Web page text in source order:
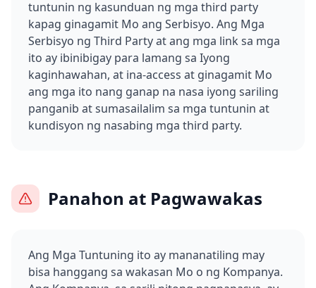
tuntunin ng kasunduan ng mga third party
kapag ginagamit Mo ang Serbisyo. Ang Mga
Serbisyo ng Third Party at ang mga link sa mga
ito ay ibinibigay para lamang sa Iyong
kaginhawahan, at ina-access at ginagamit Mo
ang mga ito nang ganap na nasa iyong sariling
panganib at sumasailalim sa mga tuntunin at
kundisyon ng nasabing mga third party.
Panahon at Pagwawakas
Ang Mga Tuntuning ito ay mananatiling may
bisa hanggang sa wakasan Mo o ng Kompanya.